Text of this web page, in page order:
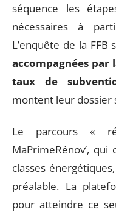
séquence les
nécessaires à
L’enquête de la FFB
accompagnées
taux de
montent leur dossier
Le parcours «
MaPrimeRénov’,
classes
préalable. La
pour atteindre ce